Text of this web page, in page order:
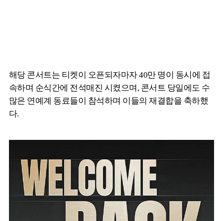
해당 콘서트는 티켓이 오픈되자마자 40만 명이 동시에 접
속하며 순식간에 전석매진 시켰으며, 콘서트 당일에도 수
많은 연예계 동료들이 참석하며 이들의 재결합을 축하했
다.